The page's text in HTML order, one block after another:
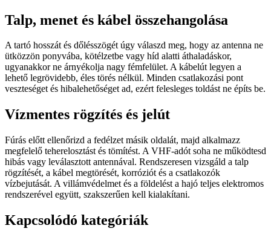
Talp, menet és kábel összehangolása
A tartó hosszát és dőlésszögét úgy válaszd meg, hogy az antenna ne
ütközzön ponyvába, kötélzetbe vagy híd alatti áthaladáskor,
ugyanakkor ne árnyékolja nagy fémfelület. A kábelút legyen a
lehető legrövidebb, éles törés nélkül. Minden csatlakozási pont
veszteséget és hibalehetőséget ad, ezért felesleges toldást ne építs be.
Vízmentes rögzítés és jelút
Fúrás előtt ellenőrizd a fedélzet másik oldalát, majd alkalmazz
megfelelő teherelosztást és tömítést. A VHF-adót soha ne működtesd
hibás vagy leválasztott antennával. Rendszeresen vizsgáld a talp
rögzítését, a kábel megtörését, korróziót és a csatlakozók
vízbejutását. A villámvédelmet és a földelést a hajó teljes elektromos
rendszerével együtt, szakszerűen kell kialakítani.
Kapcsolódó kategóriák